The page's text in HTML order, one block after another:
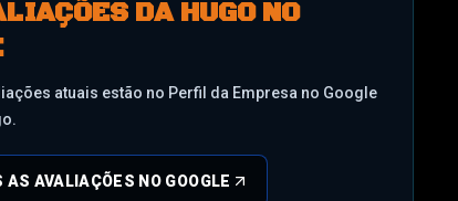
DA HUGO NO
atuais estão no Perfil da Empresa no Google
AS AVALIAÇÕES NO GOOGLE